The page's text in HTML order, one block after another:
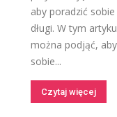
aby poradzić
długi. W tym
można podjąć,
sobie...
Czytaj więcej